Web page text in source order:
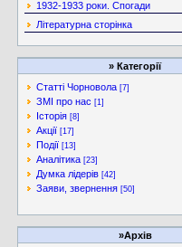
1932-1933 роки. Спогади
Літературна сторінка
» Категорії
Статті Чорновола [7]
ЗМІ про нас [1]
Історія [8]
Акції [17]
Події [13]
Аналітика [23]
Думка лідерів [42]
Заяви, звернення [50]
»Архів